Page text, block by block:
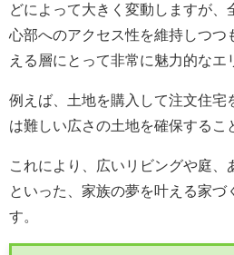
どによって大きく変動しますが、
心部へのアクセス性を維持しつつ
える層にとって非常に魅力的なエ
例えば、土地を購入して注文住宅
は難しい広さの土地を確保するこ
これにより、広いリビングや庭、
といった、家族の夢を叶える家づ
す。